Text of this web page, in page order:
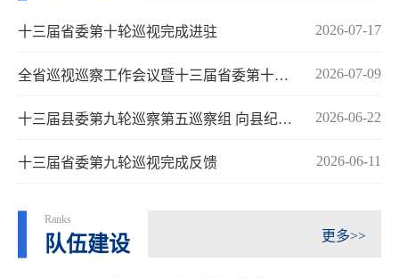
十三届省委第十轮巡视完成进驻 2026-07-17
全省巡视巡察工作会议暨十三届省委第十轮巡... 2026-07-09
十三届县委第九轮巡察第五巡察组 向县纪委... 2026-06-22
十三届省委第九轮巡视完成反馈 2026-06-11
Ranks
队伍建设 更多>>